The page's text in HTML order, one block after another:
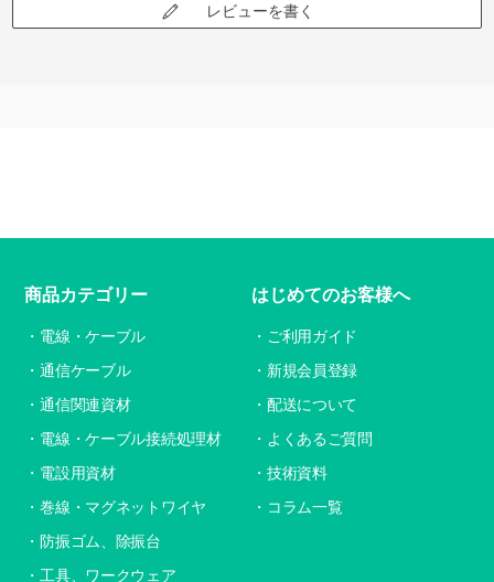
レビューを書く
商品カテゴリー
電線・ケーブル
通信ケーブル
通信関連資材
電線・ケーブル接続処理材
電設用資材
巻線・マグネットワイヤ
防振ゴム、除振台
工具、ワークウェア
はじめてのお客様へ
ご利用ガイド
新規会員登録
配送について
よくあるご質問
技術資料
コラム一覧